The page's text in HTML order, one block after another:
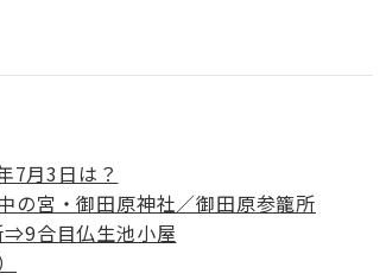
7月3日は？
宮・御田原神社／御田原参籠所
⇒9合目仏生池小屋